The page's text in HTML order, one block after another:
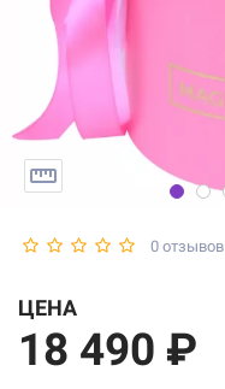
0 отзывов
ЦЕНА
18 490 ₽